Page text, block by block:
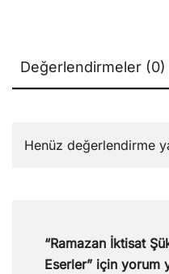
Değerlendirmeler (0)
Henüz değerlendirme
“Ramazan İktisat
Eserler” için yorum